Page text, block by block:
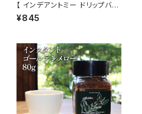
【 インデアントミー ドリップバッ
ク】 7g×10杯分 トミヤコーヒー
ドリップ 酸味 インディアントミ
¥845